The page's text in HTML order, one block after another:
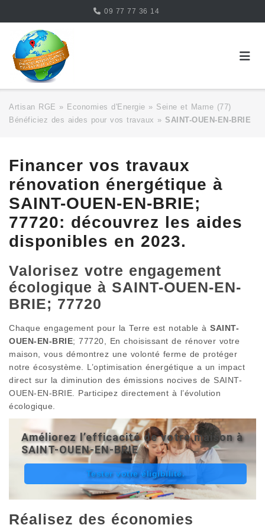
content
09 77 77 36 14
Artisan RGE » Economies d'Energie » Seine et Marne (77)
Bénéficiez des aides pour vos travaux » SAINT-OUEN-EN-BRIE
Financer vos travaux
rénovation énergétique à
SAINT-OUEN-EN-BRIE;
77720: découvrez les aides
disponibles en 2023.
Valorisez votre engagement
écologique à SAINT-OUEN-EN-
BRIE; 77720
Chaque engagement pour la Terre est notable à SAINT-
OUEN-EN-BRIE; 77720, En choisissant de rénover votre
maison, vous démontrez une volonté ferme de protéger
notre écosystème. L’optimisation énergétique a un impact
direct sur la diminution des émissions nocives de SAINT-
OUEN-EN-BRIE. Participez directement à l’évolution
écologique.
Améliorez l’efficacité de votre maison à
SAINT-OUEN-EN-BRIE
Tester votre éligibilité.
Réalisez des économies